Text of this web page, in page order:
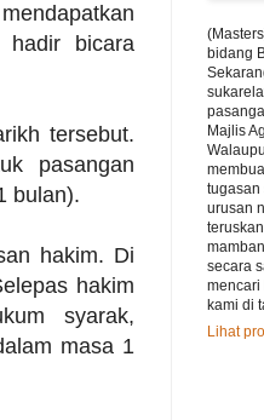
hadir bicara
tersebut.
pasangan
bulan).
hakim. Di
hakim
syarak,
masa 1
bidang
Majlis
tugasan
urusan
secara
mencari
kami di
Lihat